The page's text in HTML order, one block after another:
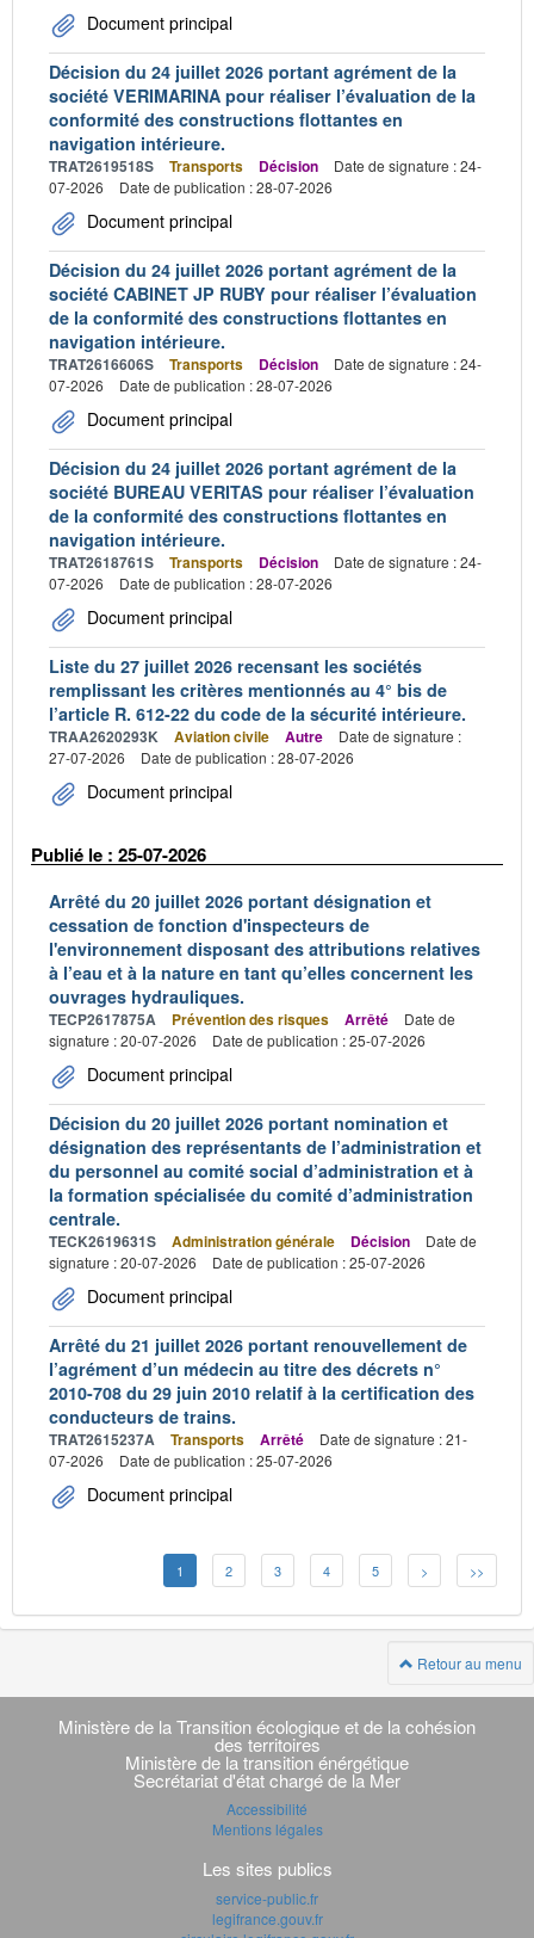
Document principal
Décision du 24 juillet 2026 portant agrément de la
société VERIMARINA pour réaliser l’évaluation de la
conformité des constructions flottantes en
navigation intérieure.
TRAT2619518S Transports Décision
Date de signature : 24-
07-2026
Date de publication : 28-07-2026
Document principal
Décision du 24 juillet 2026 portant agrément de la
société CABINET JP RUBY pour réaliser l’évaluation
de la conformité des constructions flottantes en
navigation intérieure.
TRAT2616606S Transports Décision
Date de signature : 24-
07-2026
Date de publication : 28-07-2026
Document principal
Décision du 24 juillet 2026 portant agrément de la
société BUREAU VERITAS pour réaliser l’évaluation
de la conformité des constructions flottantes en
navigation intérieure.
TRAT2618761S Transports Décision
Date de signature : 24-
07-2026
Date de publication : 28-07-2026
Document principal
Liste du 27 juillet 2026 recensant les sociétés
remplissant les critères mentionnés au 4° bis de
l’article R. 612-22 du code de la sécurité intérieure.
TRAA2620293K Aviation civile Autre
Date de signature :
27-07-2026
Date de publication : 28-07-2026
Document principal
Publié le : 25-07-2026
Arrêté du 20 juillet 2026 portant désignation et
cessation de fonction d'inspecteurs de
l'environnement disposant des attributions relatives
à l’eau et à la nature en tant qu’elles concernent les
ouvrages hydrauliques.
TECP2617875A Prévention des risques Arrêté
Date de
signature : 20-07-2026
Date de publication : 25-07-2026
Document principal
Décision du 20 juillet 2026 portant nomination et
désignation des représentants de l’administration et
du personnel au comité social d’administration et à
la formation spécialisée du comité d’administration
centrale.
TECK2619631S Administration générale Décision
Date de
signature : 20-07-2026
Date de publication : 25-07-2026
Document principal
Arrêté du 21 juillet 2026 portant renouvellement de
l’agrément d’un médecin au titre des décrets n°
2010-708 du 29 juin 2010 relatif à la certification des
conducteurs de trains.
TRAT2615237A Transports Arrêté
Date de signature : 21-
07-2026
Date de publication : 25-07-2026
Document principal
1 2 3 4 5 > >>
Retour au menu
Navigation
transverse
Ministère de la Transition écologique et de la cohésion
des territoires
Ministère de la transition énérgétique
Secrétariat d'état chargé de la Mer
Accessibilité
Mentions légales
Les sites publics
service-public.fr
legifrance.gouv.fr